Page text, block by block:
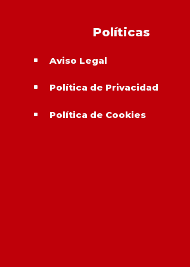
Políticas
^ Aviso Legal
^ Política de Privacidad
^ Política de Cookies